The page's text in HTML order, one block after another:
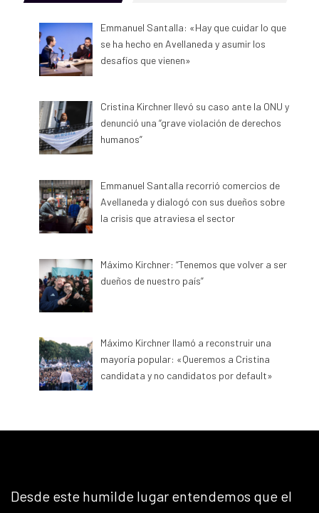
Emmanuel Santalla: «Hay que cuidar lo que
se ha hecho en Avellaneda y asumir los
desafíos que vienen»
Cristina Kirchner llevó su caso ante la ONU y
denunció una “grave violación de derechos
humanos”
Emmanuel Santalla recorrió comercios de
Avellaneda y dialogó con sus dueños sobre
la crisis que atraviesa el sector
Máximo Kirchner: “Tenemos que volver a ser
dueños de nuestro país”
Máximo Kirchner llamó a reconstruir una
mayoría popular: «Queremos a Cristina
candidata y no candidatos por default»
Desde este humilde lugar entendemos que el